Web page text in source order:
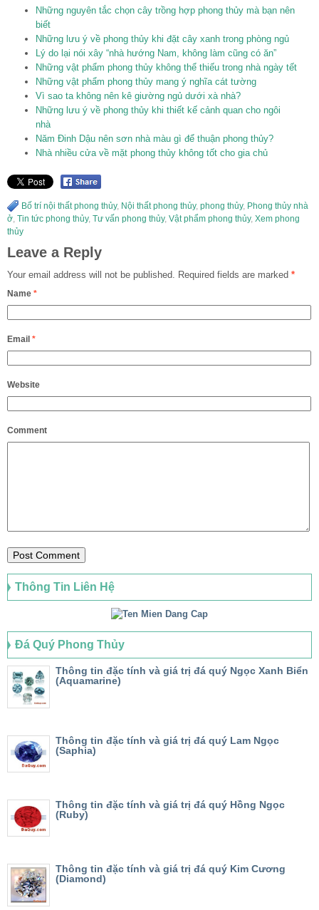
Những nguyên tắc chọn cây trồng hợp phong thủy mà bạn nên
biết
Những lưu ý về phong thủy khi đặt cây xanh trong phòng ngủ
Lý do lại nói xây “nhà hướng Nam, không làm cũng có ăn”
Những vật phẩm phong thủy không thể thiếu trong nhà ngày tết
Những vật phẩm phong thủy mang ý nghĩa cát tường
Vì sao ta không nên kê giường ngủ dưới xà nhà?
Những lưu ý về phong thủy khi thiết kế cảnh quan cho ngôi
nhà
Năm Đinh Dậu nên sơn nhà màu gì để thuận phong thủy?
Nhà nhiều cửa về mặt phong thủy không tốt cho gia chủ
Bố trí nội thất phong thủy, Nội thất phong thủy, phong thủy, Phong thủy nhà
ở, Tin tức phong thủy, Tư vấn phong thủy, Vật phẩm phong thủy, Xem phong
thủy
Leave a Reply
Your email address will not be published. Required fields are marked *
Name *
Email *
Website
Comment
Thông Tin Liên Hệ
Đá Quý Phong Thủy
Thông tin đặc tính và giá trị đá quý Ngọc Xanh Biển
(Aquamarine)
Thông tin đặc tính và giá trị đá quý Lam Ngọc
(Saphia)
Thông tin đặc tính và giá trị đá quý Hồng Ngọc
(Ruby)
Thông tin đặc tính và giá trị đá quý Kim Cương
(Diamond)